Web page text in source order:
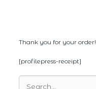
Thank you for your order!
[profilepress-receipt]